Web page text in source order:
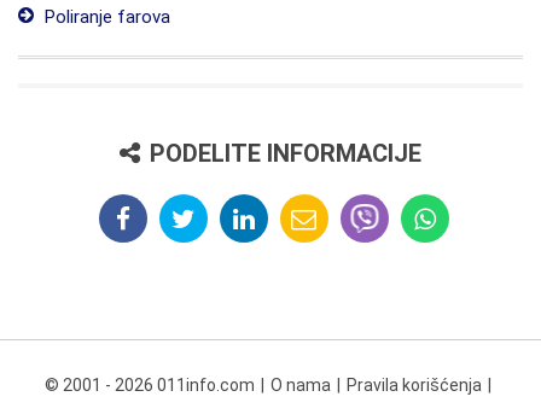
Poliranje farova
PODELITE INFORMACIJE
© 2001 - 2026 011info.com O nama Pravila korišćenja